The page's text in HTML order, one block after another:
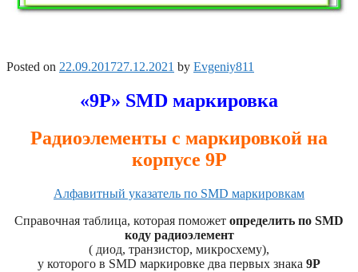
Posted on 22.09.201727.12.2021 by Evgeniy811
«9P» SMD маркировка
Радиоэлементы с маркировкой на
корпусе 9P
Алфавитный указатель по SMD маркировкам
Справочная таблица, которая поможет определить по SMD
коду радиоэлемент
( диод, транзистор, микросхему),
у которого в SMD маркировке два первых знака 9P